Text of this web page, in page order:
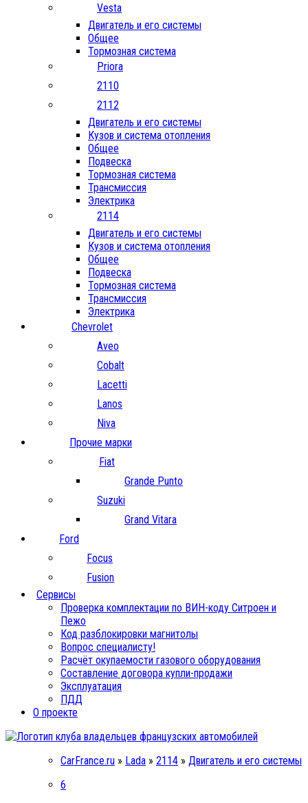
Vesta
Двигатель и его системы
Общее
Тормозная система
Priora
2110
2112
Двигатель и его системы
Кузов и система отопления
Общее
Подвеска
Тормозная система
Трансмиссия
Электрика
2114
Двигатель и его системы
Кузов и система отопления
Общее
Подвеска
Тормозная система
Трансмиссия
Электрика
Chevrolet
Aveo
Cobalt
Lacetti
Lanos
Niva
Прочие марки
Fiat
Grande Punto
Suzuki
Grand Vitara
Ford
Focus
Fusion
Сервисы
Проверка комплектации по ВИН-коду Ситроен и
Пежо
Код разблокировки магнитолы
Вопрос специалисту!
Расчёт окупаемости газового оборудования
Составление договора купли-продажи
Эксплуатация
ПДД
О проекте
CarFrance.ru » Lada » 2114 » Двигатель и его системы
6